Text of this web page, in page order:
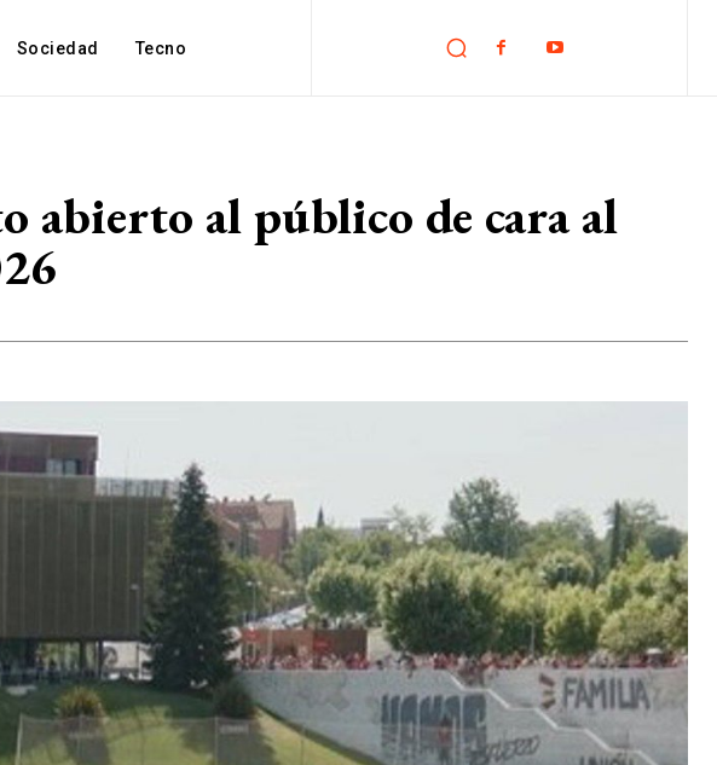
Sociedad Tecno
abierto al público de cara al